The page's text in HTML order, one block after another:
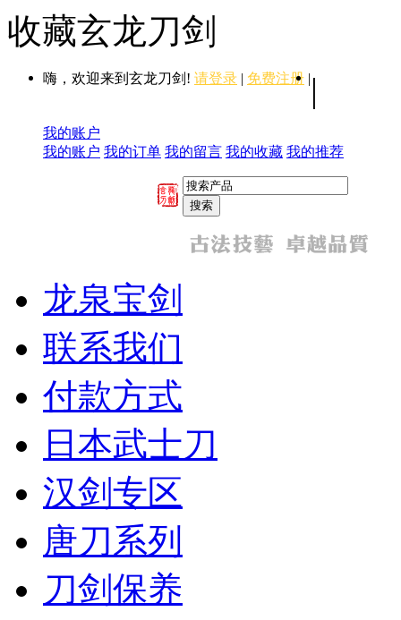
收藏玄龙刀剑
嗨，欢迎来到玄龙刀剑! 请登录 | 免费注册 | |
我的账户
我的账户 我的订单 我的留言 我的收藏 我的推荐
龙泉宝剑
联系我们
付款方式
日本武士刀
汉剑专区
唐刀系列
刀剑保养